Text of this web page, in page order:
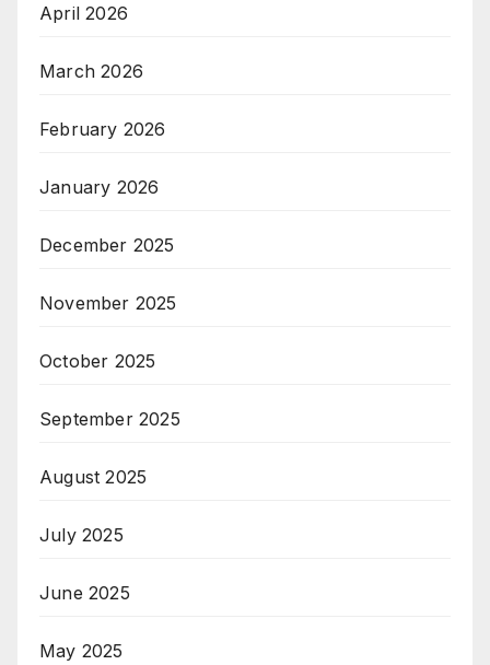
April 2026
March 2026
February 2026
January 2026
December 2025
November 2025
October 2025
September 2025
August 2025
July 2025
June 2025
May 2025